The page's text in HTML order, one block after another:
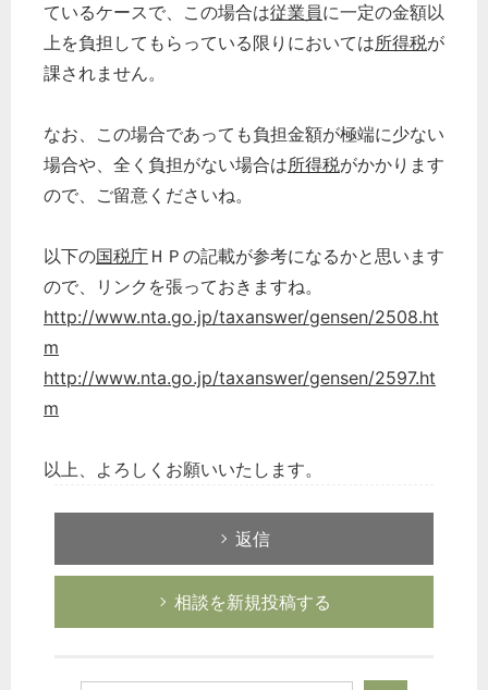
ているケースで、この場合は従業員に一定の金額以
上を負担してもらっている限りにおいては所得税が
課されません。
なお、この場合であっても負担金額が極端に少ない
場合や、全く負担がない場合は所得税がかかります
ので、ご留意くださいね。
以下の国税庁 ＨＰの記載が参考になるかと思います
ので、リンクを張っておきますね。
http://www.nta.go.jp/taxanswer/gensen/2508.ht
m
http://www.nta.go.jp/taxanswer/gensen/2597.ht
m
以上、よろしくお願いいたします。
返信
相談を新規投稿する